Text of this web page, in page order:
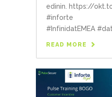
edinin. https://
#inforte
#InfinidatEMEA
READ MORE